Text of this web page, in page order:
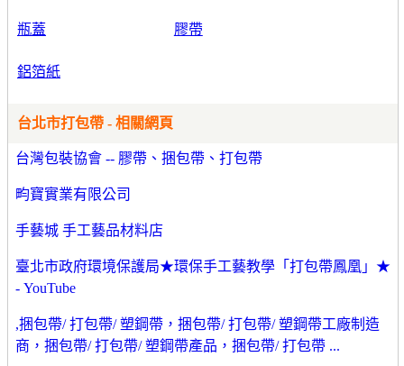
瓶蓋 膠帶
鋁箔紙
台北市打包帶 - 相關網頁
台灣包裝協會 -- 膠帶、捆包帶、打包帶
畇寶實業有限公司
手藝城 手工藝品材料店
臺北市政府環境保護局★環保手工藝教學「打包帶鳳凰」★
- YouTube
,捆包帶/ 打包帶/ 塑鋼帶，捆包帶/ 打包帶/ 塑鋼帶工廠制造
商，捆包帶/ 打包帶/ 塑鋼帶產品，捆包帶/ 打包帶 ...